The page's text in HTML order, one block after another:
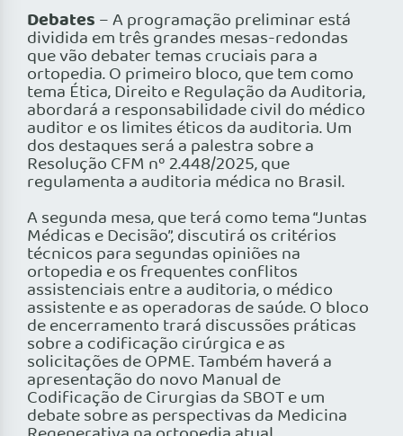
Debates – A programação preliminar está
dividida em três grandes mesas-redondas
que vão debater temas cruciais para a
ortopedia. O primeiro bloco, que tem como
tema Ética, Direito e Regulação da Auditoria,
abordará a responsabilidade civil do médico
auditor e os limites éticos da auditoria. Um
dos destaques será a palestra sobre a
Resolução CFM nº 2.448/2025, que
regulamenta a auditoria médica no Brasil.
A segunda mesa, que terá como tema “Juntas
Médicas e Decisão”, discutirá os critérios
técnicos para segundas opiniões na
ortopedia e os frequentes conflitos
assistenciais entre a auditoria, o médico
assistente e as operadoras de saúde. O bloco
de encerramento trará discussões práticas
sobre a codificação cirúrgica e as
solicitações de OPME. Também haverá a
apresentação do novo Manual de
Codificação de Cirurgias da SBOT e um
debate sobre as perspectivas da Medicina